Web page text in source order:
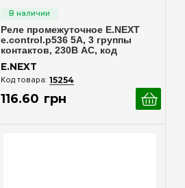
Реле промежуточное E.NEXT
e.control.p536 5А, 3 группы
контактов, 230В AC, код
E.NEXT
15254
116.60 грн